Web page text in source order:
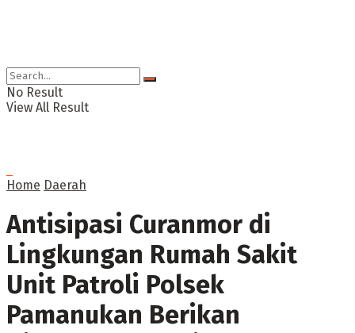
No Result
View All Result
Home Daerah
Antisipasi Curanmor di
Lingkungan Rumah Sakit
Unit Patroli Polsek
Pamanukan Berikan